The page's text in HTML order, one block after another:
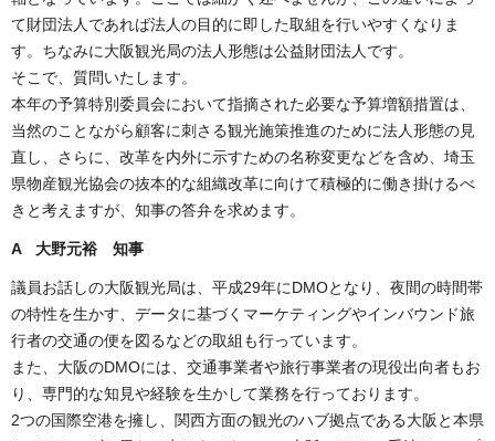
て財団法人であれば法人の目的に即した取組を行いやすくなりま
す。ちなみに大阪観光局の法人形態は公益財団法人です。
そこで、質問いたします。
本年の予算特別委員会において指摘された必要な予算増額措置は、
当然のことながら顧客に刺さる観光施策推進のために法人形態の見
直し、さらに、改革を内外に示すための名称変更などを含め、埼玉
県物産観光協会の抜本的な組織改革に向けて積極的に働き掛けるべ
きと考えますが、知事の答弁を求めます。
A 大野元裕 知事
議員お話しの大阪観光局は、平成29年にDMOとなり、夜間の時間帯
の特性を生かす、データに基づくマーケティングやインバウンド旅
行者の交通の便を図るなどの取組も行っています。
また、大阪のDMOには、交通事業者や旅行事業者の現役出向者もお
り、専門的な知見や経験を生かして業務を行っております。
2つの国際空港を擁し、関西方面の観光のハブ拠点である大阪と本県